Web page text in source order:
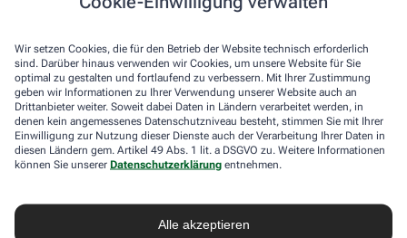
Wir setzen Cookies, die für den Betrieb der Website technisch erforderlich
sind. Darüber hinaus verwenden wir Cookies, um unsere Website für Sie
optimal zu gestalten und fortlaufend zu verbessern. Mit Ihrer Zustimmung
geben wir Informationen zu Ihrer Verwendung unserer Website auch an
Drittanbieter weiter. Soweit dabei Daten in Ländern verarbeitet werden, in
denen kein angemessenes Datenschutzniveau besteht, stimmen Sie mit Ihrer
Einwilligung zur Nutzung dieser Dienste auch der Verarbeitung Ihrer Daten in
diesen Ländern gem. Artikel 49 Abs. 1 lit. a DSGVO zu. Weitere Informationen
können Sie unserer Datenschutzerklärung entnehmen.
Alle akzeptieren